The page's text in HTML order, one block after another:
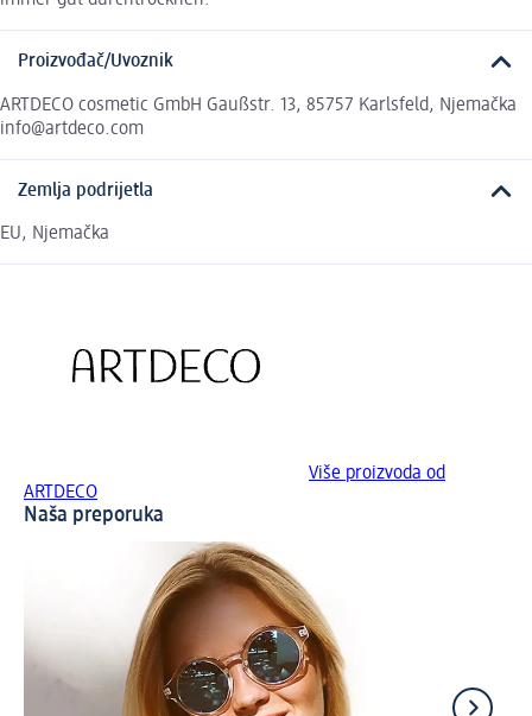
Proizvođač/Uvoznik
ARTDECO cosmetic GmbH Gaußstr. 13, 85757 Karlsfeld, Njemačka
info@artdeco.com
Zemlja podrijetla
EU, Njemačka
Više proizvoda od
ARTDECO
Naša preporuka